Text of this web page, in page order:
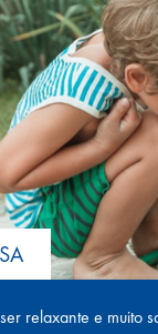
relaxante e muito